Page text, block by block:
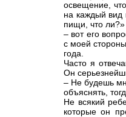
освещение,
на каждый вид
пищи, что
– вот его
с моей
года.
Часто я
Он
– Не будешь
объяснять,
Не всякий
которые он